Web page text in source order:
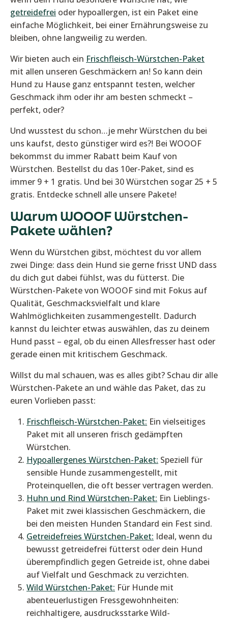
getreidefrei oder hypoallergen, ist ein Paket eine
einfache Möglichkeit, bei einer Ernährungsweise zu
bleiben, ohne langweilig zu werden.
Wir bieten auch ein Frischfleisch-Würstchen-Paket
mit allen unseren Geschmäckern an! So kann dein
Hund zu Hause ganz entspannt testen, welcher
Geschmack ihm oder ihr am besten schmeckt –
perfekt, oder?
Und wusstest du schon…je mehr Würstchen du bei
uns kaufst, desto günstiger wird es?! Bei WOOOF
bekommst du immer Rabatt beim Kauf von
Würstchen. Bestellst du das 10er-Paket, sind es
immer 9 + 1 gratis. Und bei 30 Würstchen sogar 25 + 5
gratis. Entdecke schnell alle unsere Pakete!
Warum WOOOF Würstchen-
Pakete wählen?
Wenn du Würstchen gibst, möchtest du vor allem
zwei Dinge: dass dein Hund sie gerne frisst UND dass
du dich gut dabei fühlst, was du fütterst. Die
Würstchen-Pakete von WOOOF sind mit Fokus auf
Qualität, Geschmacksvielfalt und klare
Wahlmöglichkeiten zusammengestellt. Dadurch
kannst du leichter etwas auswählen, das zu deinem
Hund passt – egal, ob du einen Allesfresser hast oder
gerade einen mit kritischem Geschmack.
Willst du mal schauen, was es alles gibt? Schau dir alle
Würstchen-Pakete an und wähle das Paket, das zu
euren Vorlieben passt:
Frischfleisch-Würstchen-Paket: Ein vielseitiges
Paket mit all unseren frisch gedämpften
Würstchen.
Hypoallergenes Würstchen-Paket: Speziell für
sensible Hunde zusammengestellt, mit
Proteinquellen, die oft besser vertragen werden.
Huhn und Rind Würstchen-Paket: Ein Lieblings-
Paket mit zwei klassischen Geschmäckern, die
bei den meisten Hunden Standard ein Fest sind.
Getreidefreies Würstchen-Paket: Ideal, wenn du
bewusst getreidefrei fütterst oder dein Hund
überempfindlich gegen Getreide ist, ohne dabei
auf Vielfalt und Geschmack zu verzichten.
Wild Würstchen-Paket: Für Hunde mit
abenteuerlustigen Fressgewohnheiten:
reichhaltigere, ausdrucksstarke Wild-